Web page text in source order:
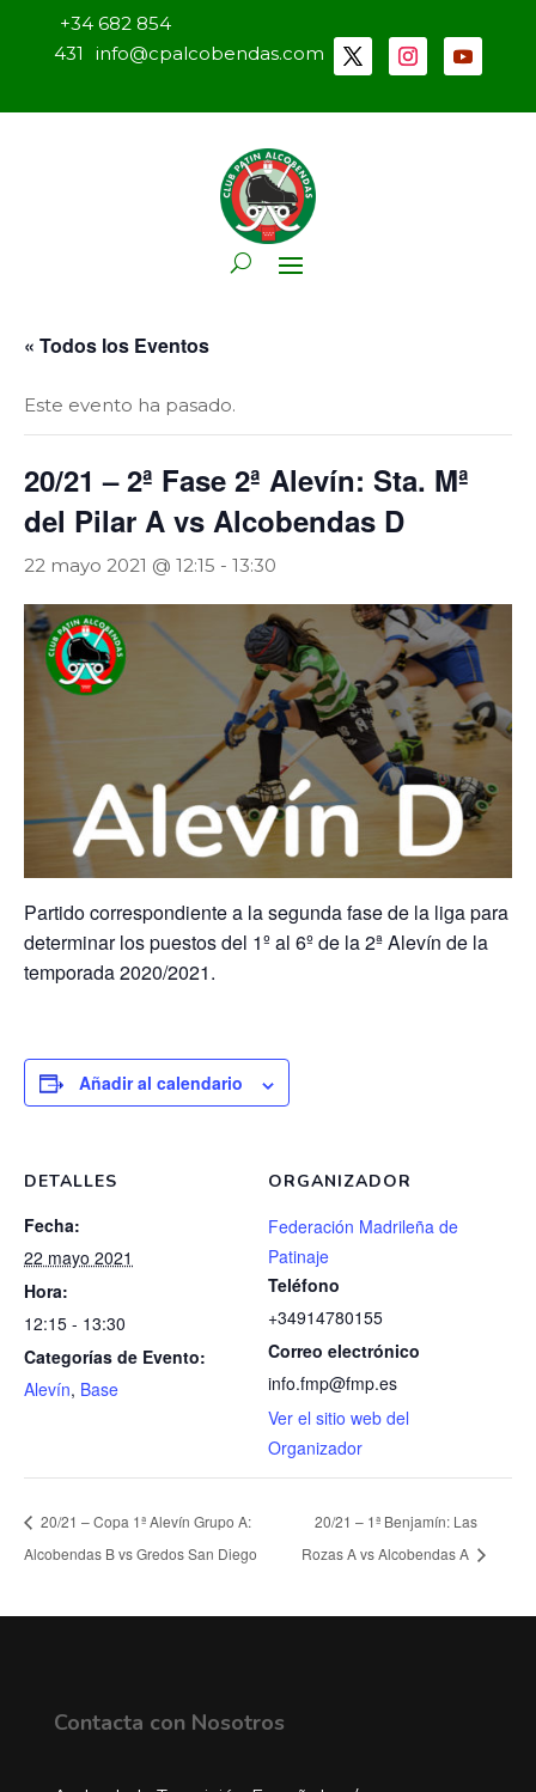
+34 682 854
431
info@cpalcobendas.com
« Todos los Eventos
Este evento ha pasado.
20/21 – 2ª Fase 2ª Alevín: Sta. Mª
del Pilar A vs Alcobendas D
22 mayo 2021 @ 12:15 - 13:30
Partido correspondiente a la segunda fase de la liga para
determinar los puestos del 1º al 6º de la 2ª Alevín de la
temporada 2020/2021.
Añadir al calendario
DETALLES
Fecha:
22 mayo 2021
Hora:
12:15 - 13:30
Categorías de Evento:
Alevín, Base
ORGANIZADOR
Federación Madrileña de
Patinaje
Teléfono
+34914780155
Correo electrónico
info.fmp@fmp.es
Ver el sitio web del
Organizador
20/21 – Copa 1ª Alevín Grupo A:
Alcobendas B vs Gredos San Diego
20/21 – 1ª Benjamín: Las
Rozas A vs Alcobendas A
Contacta con Nosotros